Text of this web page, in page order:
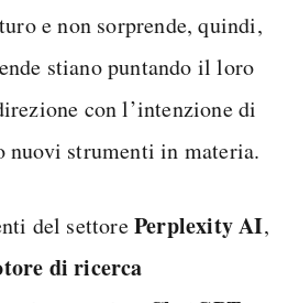
e non sorprende, quindi,
stiano puntando il loro
con l’intenzione di
nuovi strumenti in materia.
del settorePerplexity AI,
di ricerca